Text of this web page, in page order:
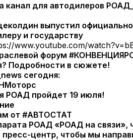
канал для автодилеров
выпустил
и государству
www.youtube.com/
форум
Подробности в сюжете!
сегодня:
РОАД пройдет 19 июля!
от #АВТОСТАТ
РОАД «РОАД на
центр, чтобы мы